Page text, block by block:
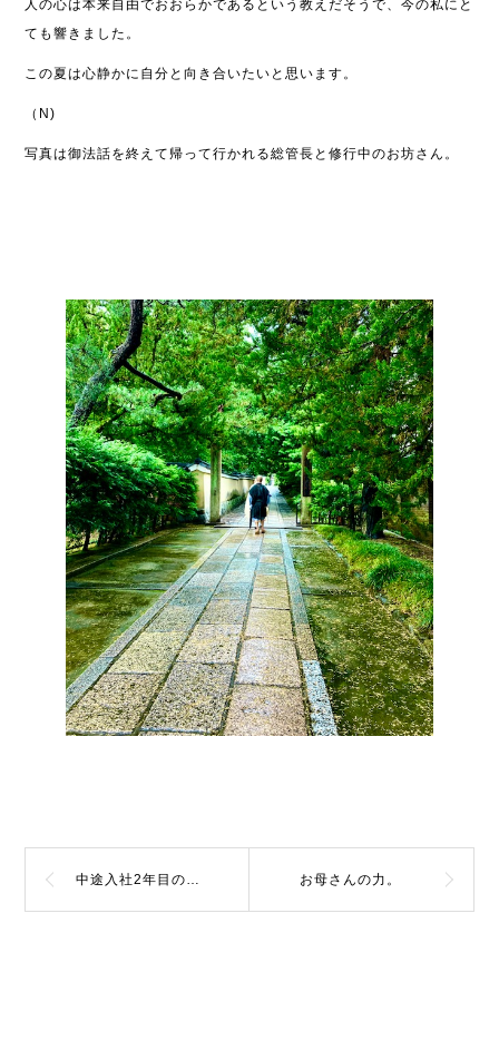
人の心は本来自由でおおらかであるという教えだそうで、今の私にと
ても響きました。
この夏は心静かに自分と向き合いたいと思います。
（N)
写真は御法話を終えて帰って行かれる総管長と修行中のお坊さん。
中途入社2年目の感想 お母さんの力。